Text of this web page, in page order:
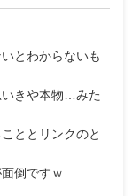
とわからないも
いきや本物…みた
ととリンクのと
倒ですｗ